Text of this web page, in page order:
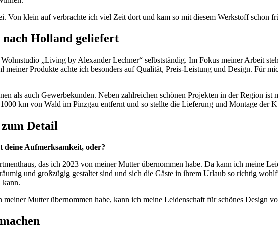
Von klein auf verbrachte ich viel Zeit dort und kam so mit diesem Werkstoff schon
Holland geliefert
„Living by Alexander Lechner“ selbstständig. Im Fokus meiner Arbeit
Produkte achte ich besonders auf Qualität, Preis-Leistung und Design. Für
als auch Gewerbekunden. Neben zahlreichen schönen Projekten in der Region
km von Wald im Pinzgau entfernt und so stellte die Lieferung und Montage der
Detail
Aufmerksamkeit, oder?
das ich 2023 von meiner Mutter übernommen habe. Da kann ich meine
und großzügig gestaltet sind und sich die Gäste in ihrem Urlaub so richtig
kann.
Mutter übernommen habe, kann ich meine Leidenschaft für schönes Design